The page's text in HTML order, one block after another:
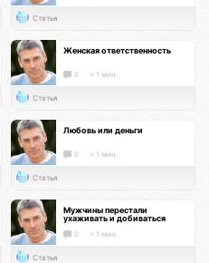
Статья
Женская ответственность
0 < 1 мин.
Статья
Любовь или деньги
0 < 1 мин.
Статья
Мужчины перестали
ухаживать и добиваться
0 < 1 мин.
Статья